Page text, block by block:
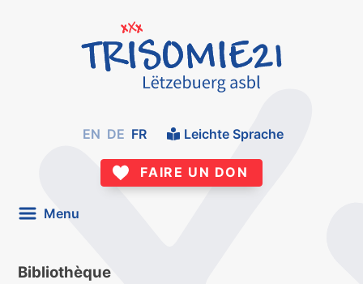
EN DE FR Leichte Sprache
FAIRE UN DON
Menu
Bibliothèque